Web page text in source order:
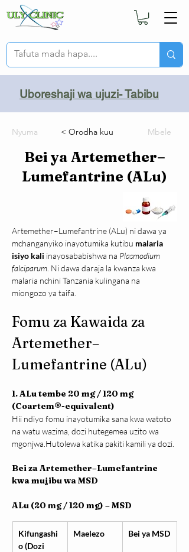
Uboreshaji wa ujuzi- Tabibu
Nyuma < Orodha kuu Mbele
Bei ya Artemether–
Lumefantrine (ALu)
Artemether–Lumefantrine (ALu) ni dawa ya
mchanganyiko inayotumika kutibu malaria
isiyo kali inayosababishwa na Plasmodium
falciparum . Ni dawa daraja la kwanza kwa
malaria nchini Tanzania kulingana na
miongozo ya taifa.
Fomu za Kawaida za
Artemether–
Lumefantrine (ALu)
1. ALu tembe 20 mg / 120 mg
(Coartem®-equivalent)
Hii ndiyo fomu inayotumika sana kwa watoto
na watu wazima, dozi hutegemea uzito wa
mgonjwa.Hutolewa katika pakiti kamili ya dozi.
Bei za Artemether–Lumefantrine
kwa mujibu wa MSD
ALu (20 mg / 120 mg) – MSD
Kifungashi
o (Dozi
Maelezo Bei ya MSD